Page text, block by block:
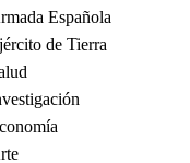
Española
de Tierra